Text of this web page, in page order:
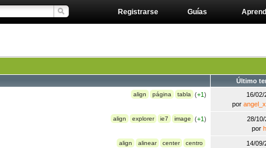
Guías
Registrarse
Último
(+1)
align página tabla 16/02/
por
(+1)
align explorer ie7 image 28/10/
por
align alinear center centro 14/09/